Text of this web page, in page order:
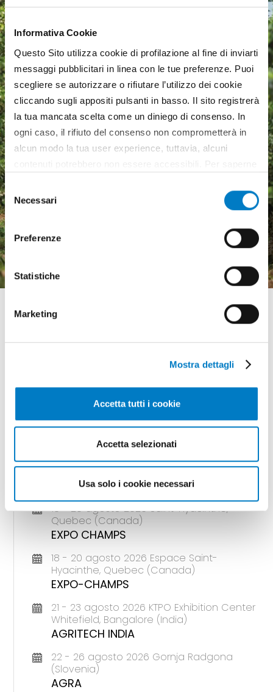
Informativa Cookie
Questo Sito utilizza cookie di profilazione al fine di inviarti
messaggi pubblicitari in linea con le tue preferenze. Puoi
scegliere se autorizzare o rifiutare l’utilizzo dei cookie
cliccando sugli appositi pulsanti in basso. Il sito registrerà
la tua mancata scelta come un diniego di consenso. In
ogni caso, il rifiuto del consenso non comprometterà in
alcun modo la tua user experience, tuttavia, alcuni
all’utilizzo di tutti, o solamente di alcuni di essi, ti
Selezione
del
consenso
Necessari
Preferenze
Statistiche
Marketing
Mostra dettagli
Accetta tutti i cookie
Accetta selezionati
Usa solo i cookie necessari
Macchine agricole, mercato
l'incertezza economica
GLI APPUNTAMENTI
della meccanizzazione
18 - 20 agosto 2026 Gunnedah, Nsw
(Australia)
AGQUIP FIELD DAYS
18 - 20 agosto 2026 Saint-Hyacinthe,
Quebec (Canada)
EXPO CHAMPS
18 - 20 agosto 2026 Espace Saint-
Hyacinthe, Quebec (Canada)
EXPO-CHAMPS
21 - 23 agosto 2026 KTPO Exhibition Center
Whitefield, Bangalore (India)
AGRITECH INDIA
22 - 26 agosto 2026 Gornja Radgona
(Slovenia)
AGRA